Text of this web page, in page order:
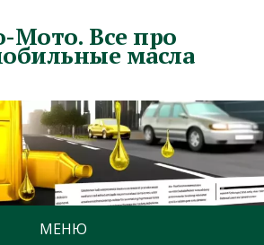
Мото. Все про
масла
МЕНЮ